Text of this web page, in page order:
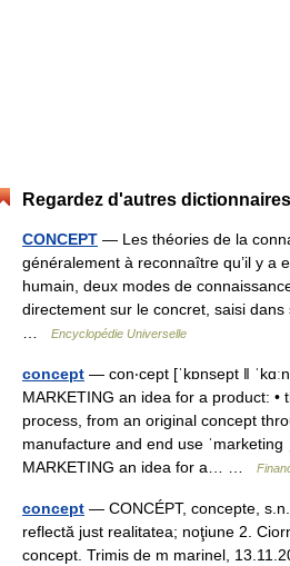
Regardez d'autres
CONCEPT — Les théories de la
généralement à reconnaître qu’il y a
humain, deux modes de
directement sur le concret, saisi dans
Encyclopédie Universelle
concept — con‧cept [ˈkɒnsept ǁ
MARKETING an idea for a product: •
process, from an original concept
manufacture and end use ˈmarketing
MARKETING an idea for a… …
concept — CONCÉPT, concepte,
reflectă just realitatea; noţiune 2.
concept. Trimis de m marinel,